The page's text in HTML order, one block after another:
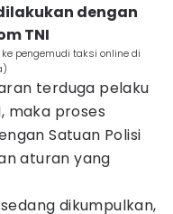
dengan
TNI
pengemudi taksi online di
terduga pelaku
maka proses
Satuan Polisi
aturan yang
dikumpulkan,